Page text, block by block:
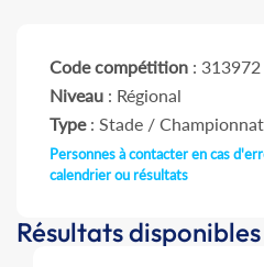
Code compétition : 313972
Niveau : Régional
Type: Stade / Championnat
Personnes à contacter en cas
calendrier ou résultats
Résultats disponibles